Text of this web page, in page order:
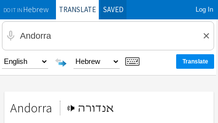
DO IT INHebrewTRANSLATE SAVED Log In
Andorra אנדורה